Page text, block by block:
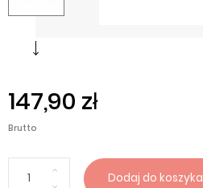
147,90 zł
Brutto
Dodaj do koszyka